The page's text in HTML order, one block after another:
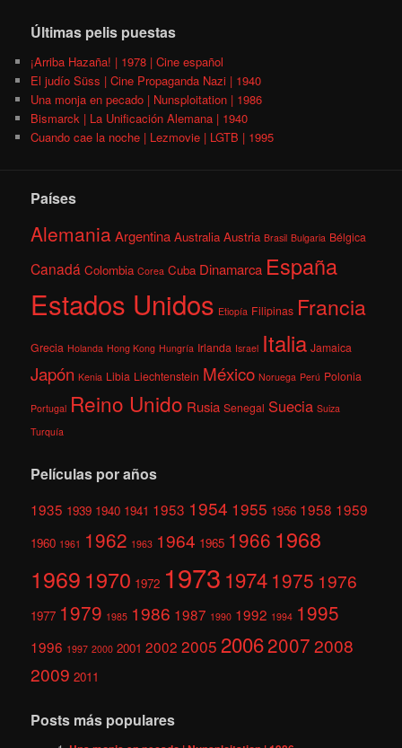
Últimas pelis puestas
¡Arriba Hazaña! | 1978 | Cine español
El judío Süss | Cine Propaganda Nazi | 1940
Una monja en pecado | Nunsploitation | 1986
Bismarck | La Unificación Alemana | 1940
Cuando cae la noche | Lezmovie | LGTB | 1995
Países
AlemaniaArgentina Australia Austria Brasil Bulgaria Bélgica
Canadá Colombia Corea Cuba Dinamarca España
Estados Unidos Etiopía Filipinas Francia
Grecia Holanda Hong Kong Hungría Irlanda Israel Italia Jamaica
Japón Kenia Libia Liechtenstein México Noruega Perú Polonia
Portugal Reino Unido Rusia Senegal Suecia Suiza
Turquía
Películas por años
1935 1939 1940 1941 1953 1954 1955 1956 1958 1959
1960 1961 1962 1963 1964 1965 1966 1968
1969 1970 1972 1973 1974 1975 1976
1977 1979 1985 1986 1987 1990 1992 1994 1995
1996 1997 2000 2001 2002 2005 200620072008
2009 2011
Posts más populares